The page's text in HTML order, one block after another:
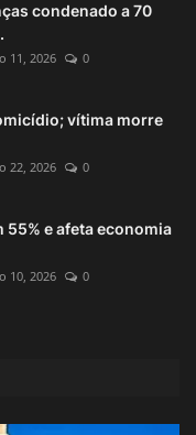
condenado a 70
11, 2026 0
vítima morre
22, 2026 0
55% e afeta economia
10, 2026 0